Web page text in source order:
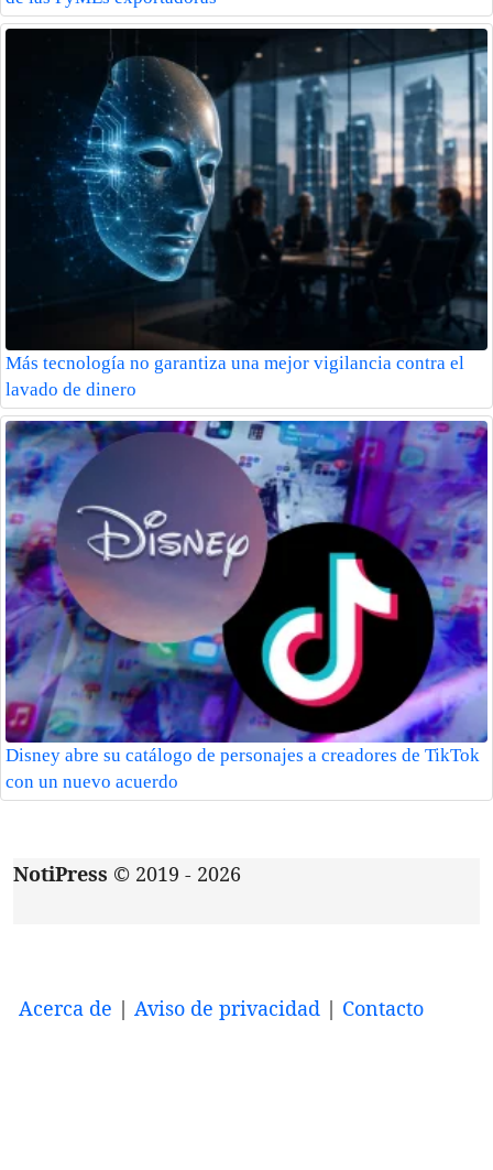
Más tecnología no garantiza una mejor vigilancia contra el
lavado de dinero
Disney abre su catálogo de personajes a creadores de TikTok
con un nuevo acuerdo
NotiPress © 2019 - 2026
Acerca de | Aviso de privacidad | Contacto